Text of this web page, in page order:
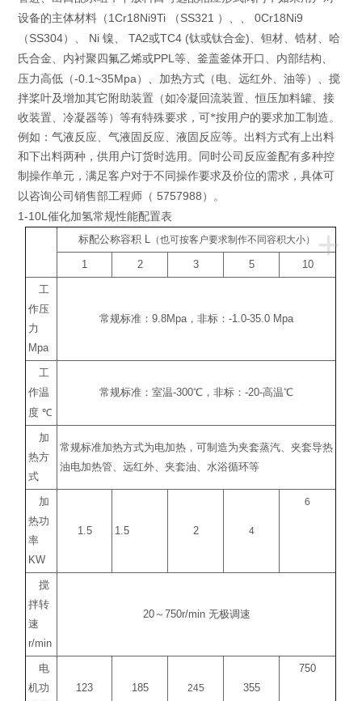
设备的主体材料（ 1Cr18Ni9Ti （ SS321 ）、、 0Cr18Ni9
（ SS304）、 Ni镍、 TA2或TC4 (钛或钛合金)、钽材、锆材、哈
氏合金、内衬聚四氟乙烯或PPL等、釜盖釜体开口、内部结构、
压力高低（-0.1~35Mpa ）、加热方式（电、远红外、油等）、搅
拌桨叶及增加其它附助装置（如冷凝回流装置、恒压加料罐、接
收装置、冷凝器等）等有特殊要求，可*按用户的要求加工制造。
例如：气液反应、气液固反应、液固反应等。出料方式有上出料
和下出料两种，供用户订货时选用。同时公司反应釜配有多种控
制操作单元，满足客户对于不同操作要求及价位的需求，具体可
以咨询公司销售部工程师（ 5757988 ）。
1-10L催化加氢常规性能配置表
+
标配公称容积 L（也可按客户要求制作不同容积大小）
1 2 3 5 10
工
作压
力
Mpa
常规标准：9.8Mpa，非标：-1.0-35.0 Mpa
工
作温
度 ℃
常规标准：室温-300℃ ，非标：-20-高温℃
加
热方
式
常规标准加热方式为电加热，可制造为夹套蒸汽、夹套导热
油电加热管、远红外、夹套油、水浴循环等
加
热功
率
KW
1.5 1.5 2 4
6
搅
拌转
速
r/min
20～ 750r/min 无极调速
电
机功
123 185 245 355
750